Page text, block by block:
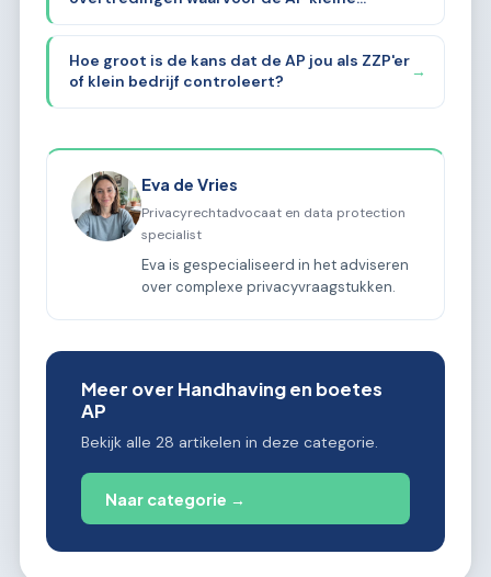
Hoe groot is de kans dat de AP jou als ZZP'er
of klein bedrijf controleert?
→
Eva de Vries
Privacyrechtadvocaat en data protection
specialist
Eva is gespecialiseerd in het adviseren
over complexe privacyvraagstukken.
Meer over Handhaving en boetes
AP
Bekijk alle 28 artikelen in deze categorie.
Naar categorie →